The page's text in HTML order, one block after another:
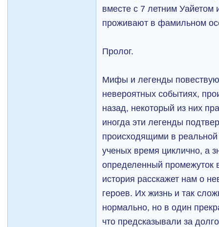
вместе с 7 летним
проживают в фамильном
Пролог.
Мифы и легенды
невероятных событиях,
назад, некоторый из них
иногда эти легенды
происходящими в
ученых время циклично, а
определенный промежуток
история расскажет нам о
героев. Их жизнь и так
нормально, но в один
что предсказывали за